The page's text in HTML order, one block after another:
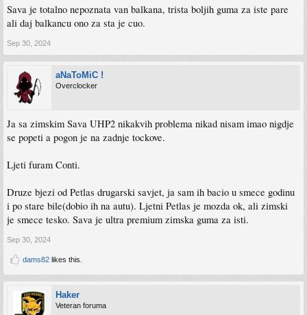
Sava je totalno nepoznata van balkana, trista boljih guma za iste pare
ali daj balkancu ono za sta je cuo.
Sep 30, 2024
aNaToMiC !
Overclocker
Ja sa zimskim Sava UHP2 nikakvih problema nikad nisam imao nigdje
se popeti a pogon je na zadnje tockove.
Ljeti furam Conti.
Druze bjezi od Petlas drugarski savjet, ja sam ih bacio u smece godinu
i po stare bile(dobio ih na autu). Ljetni Petlas je mozda ok, ali zimski
je smece tesko. Sava je ultra premium zimska guma za isti.
Sep 30, 2024
dams82 likes this.
Haker
Veteran foruma